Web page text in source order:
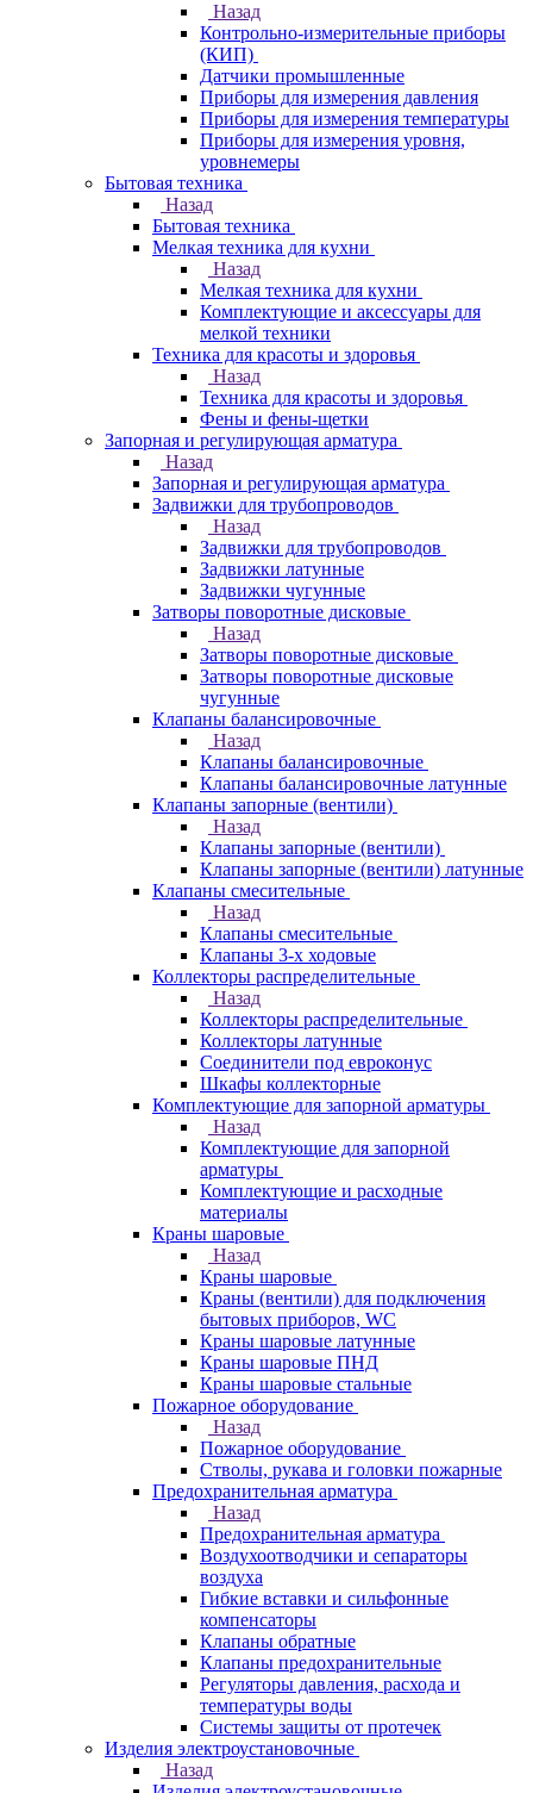
Назад
Контрольно-измерительные приборы
(КИП)
Датчики промышленные
Приборы для измерения давления
Приборы для измерения температуры
Приборы для измерения уровня,
уровнемеры
Бытовая техника
Назад
Бытовая техника
Мелкая техника для кухни
Назад
Мелкая техника для кухни
Комплектующие и аксессуары для
мелкой техники
Техника для красоты и здоровья
Назад
Техника для красоты и здоровья
Фены и фены-щетки
Запорная и регулирующая арматура
Назад
Запорная и регулирующая арматура
Задвижки для трубопроводов
Назад
Задвижки для трубопроводов
Задвижки латунные
Задвижки чугунные
Затворы поворотные дисковые
Назад
Затворы поворотные дисковые
Затворы поворотные дисковые
чугунные
Клапаны балансировочные
Назад
Клапаны балансировочные
Клапаны балансировочные латунные
Клапаны запорные (вентили)
Назад
Клапаны запорные (вентили)
Клапаны запорные (вентили) латунные
Клапаны смесительные
Назад
Клапаны смесительные
Клапаны 3-х ходовые
Коллекторы распределительные
Назад
Коллекторы распределительные
Коллекторы латунные
Соединители под евроконус
Шкафы коллекторные
Комплектующие для запорной арматуры
Назад
Комплектующие для запорной
арматуры
Комплектующие и расходные
материалы
Краны шаровые
Назад
Краны шаровые
Краны (вентили) для подключения
бытовых приборов, WC
Краны шаровые латунные
Краны шаровые ПНД
Краны шаровые стальные
Пожарное оборудование
Назад
Пожарное оборудование
Стволы, рукава и головки пожарные
Предохранительная арматура
Назад
Предохранительная арматура
Воздухоотводчики и сепараторы
воздуха
Гибкие вставки и сильфонные
компенсаторы
Клапаны обратные
Клапаны предохранительные
Регуляторы давления, расхода и
температуры воды
Системы защиты от протечек
Изделия электроустановочные
Назад